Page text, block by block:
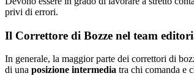
privi di errori.
Il Correttore di Bozze nel team
In generale, la maggior parte dei correttori di
di una posizione intermedia tra chi comanda e